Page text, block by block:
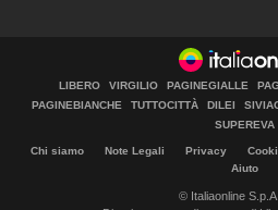
LIBERO VIRGILIO PAGINEGIALLE
PAGINEBIANCHE
TUTTOCITTÀ DILEI
SUPEREVA
Chi siamo Note Legali Privacy
Aiuto
© Italiaonline